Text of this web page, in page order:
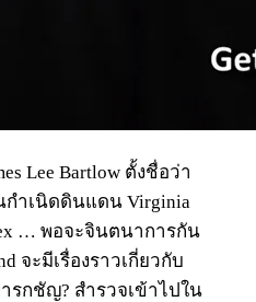
Lee Bartlow ตั้งชื่อว่า
นกำเนิดดินแดน Virginia
… พอจะจินตนาการกัน
จะมีเรื่องราวเกี่ยวกับ
รกชัญ? สำรวจเข้าไปใน